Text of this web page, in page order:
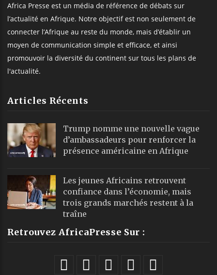
Africa Presse est un média de référence de débats sur
l’actualité en Afrique. Notre objectif est non seulement de
connecter l’Afrique au reste du monde, mais d’établir un
moyen de communication simple et efficace, et ainsi
promouvoir la diversité du continent sur tous les plans de
l'actualité.
Articles Récents
Trump nomme une nouvelle vague
d’ambassadeurs pour renforcer la
présence américaine en Afrique
Les jeunes Africains retrouvent
confiance dans l’économie, mais
trois grands marchés restent à la
traîne
Retrouvez AfricaPresse Sur :